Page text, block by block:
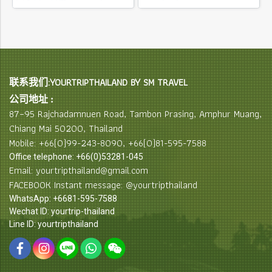
联系我们:YOURTRIPTHAILAND BY SM TRAVEL
公司地址 :
87–95 Rajchadamnuen Road, Tambon Prasing, Amphur Muang,
Chiang Mai 50200, Thailand
Mobile: +66(0)99-243-8090, +66(0)81-595-7588
Office telephone: +66(0)53281-045
Email: yourtripthailand@gmail.com
FACEBOOK Instant message: @yourtripthailand
WhatsApp: +6681-595-7588
Wechat ID: yourtrip-thailand
Line ID: yourtripthailand